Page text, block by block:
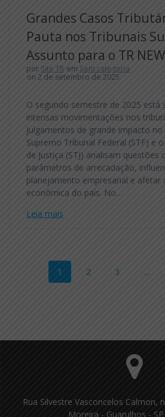
Grandes Casos
Pauta nos Tribunais
Assunto para o TR
por Site TR em Sem categoria
on 2 de setembro de 2025
O segundo semestre de 2025 está
intensas movimentações nos
julgamentos de grande impacto
Supremo Tribunal Federal (STF) e
de Justiça (STJ) analisam
parâmetros de arrecadação,
planejamento empresarial e afetar
econômica do país. No…
Leia mais
Navegação
Página
1 Página
2 Página
3 …
Rua Silvestre Vasconcelos Calmon,
Moreira - Guarulhos - SP